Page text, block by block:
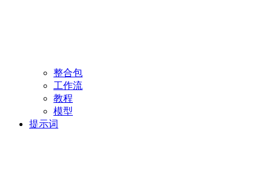
整合包
工作流
教程
模型
提示词